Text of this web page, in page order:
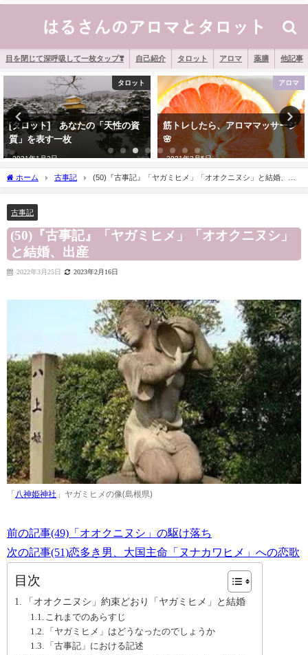
目を閉じて深呼吸して一枚タップ❣️ 自己紹介 タロット アロマ 薬膳 他記事
タロット
[タロット] あなたの「天性の資
質」を表す一枚
2021年1月2日
アロマ
筋トレしたら、アロママッサージ
🌸
2021年3月5日
ホーム 古事記
(50)『古事記』「ヤガミヒメ」「オオクニヌシ」と結婚、出
古事記
(50)『古事記』「ヤガミヒメ」「オオクニヌシ」
と結婚、出産
2022年3月25日 2023年2月16日
「八神姫神社 」ヤガミヒメの像(島根県)
前の記事(49)「オオクニヌシ」の駆け落ち
次の記事(51)恋多き男、大国主命「ヌナカワヒメ」への恋歌
目次
「オオクニヌシ」約束どおり「ヤガミヒメ」と結婚
これまでのあらすじ
「ヤガミヒメ」はどうなったのでしょうか
「古事記」における記述